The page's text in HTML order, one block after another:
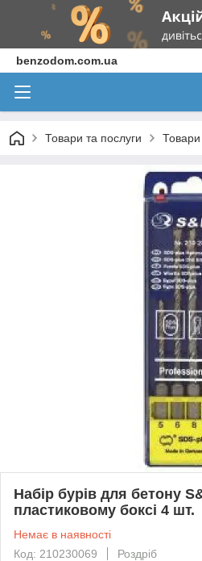
benzodom.com.ua
Товари та послуги
Набір бурів для бетону
пластиковому боксі 4 шт.
Немає в наявності
Код: 210230069
Роздріб